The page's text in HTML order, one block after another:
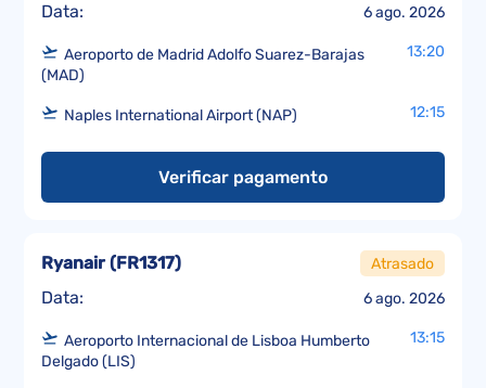
Data: 6 ago. 2026
Aeroporto de Madrid Adolfo Suarez-Barajas
(MAD)
13:20
Naples International Airport (NAP) 12:15
Verificar pagamento
Data: 6 ago. 2026
Ryanair(FR1317) Atrasado
Aeroporto Internacional de Lisboa Humberto
Delgado (LIS)
13:15